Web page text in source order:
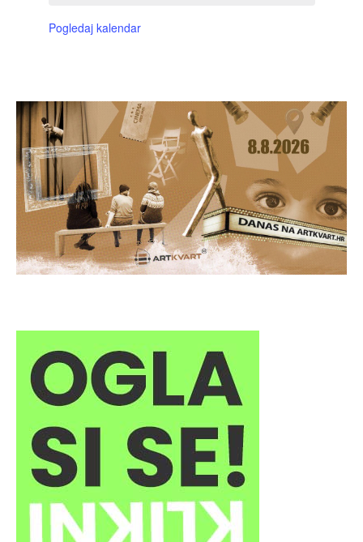
Pogledaj kalendar